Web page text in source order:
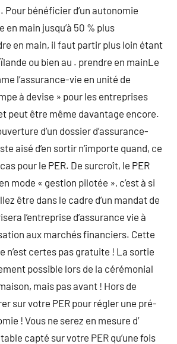
Pour bénéficier d’un autonomie
main jusqu’à 50 % plus
en main, il faut partir plus loin étant
ou bien au . prendre en mainLe
l’assurance-vie en unité de
à devise » pour les entreprises
peut être même davantage encore.
d’un dossier d’assurance-
aisé d’en sortir n’importe quand, ce
pour le PER. De surcroît, le PER
mode « gestion pilotée », c’est à si
être dans le cadre d’un mandat de
l’entreprise d’assurance vie à
aux marchés financiers. Cette
n’est certes pas gratuite ! La sortie
possible lors de la cérémonial
mais pas avant ! Hors de
sur votre PER pour régler une pré-
! Vous ne serez en mesure d’
capté sur votre PER qu’une fois